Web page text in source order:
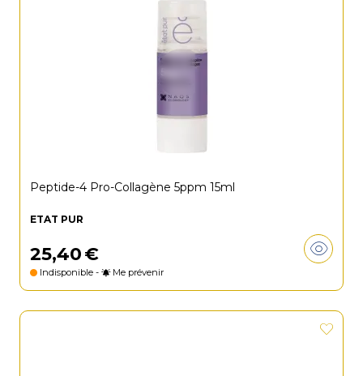
Peptide-4 Pro-Collagène 5ppm 15ml
ETAT PUR
25,40€
Indisponible - Me prévenir